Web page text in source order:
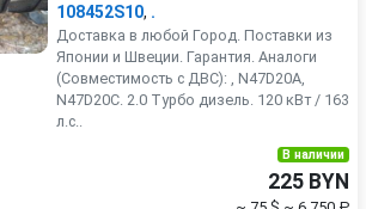
108452S10, .
Доставка в любой Город. Поставки из
Японии и Швеции. Гарантия. Аналоги
(Совместимость с ДВС): , N47D20A,
N47D20C. 2.0 Турбо дизель. 120 кВт / 163
л.с..
В наличии
225 BYN